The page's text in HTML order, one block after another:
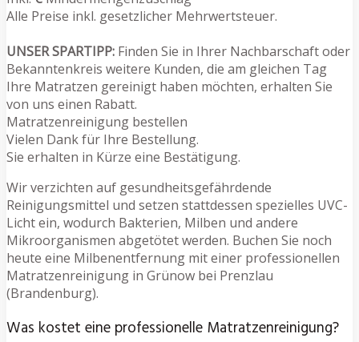
Alle Preise inkl. gesetzlicher Mehrwertsteuer.
UNSER SPARTIPP: Finden Sie in Ihrer Nachbarschaft oder
Bekanntenkreis weitere Kunden, die am gleichen Tag
Ihre Matratzen gereinigt haben möchten, erhalten Sie
von uns einen Rabatt.
Matratzenreinigung bestellen
Vielen Dank für Ihre Bestellung.
Sie erhalten in Kürze eine Bestätigung.
Wir verzichten auf gesundheitsgefährdende
Reinigungsmittel und setzen stattdessen spezielles UVC-
Licht ein, wodurch Bakterien, Milben und andere
Mikroorganismen abgetötet werden. Buchen Sie noch
heute eine Milbenentfernung mit einer professionellen
Matratzenreinigung in Grünow bei Prenzlau
(Brandenburg).
Was kostet eine professionelle Matratzenreinigung?